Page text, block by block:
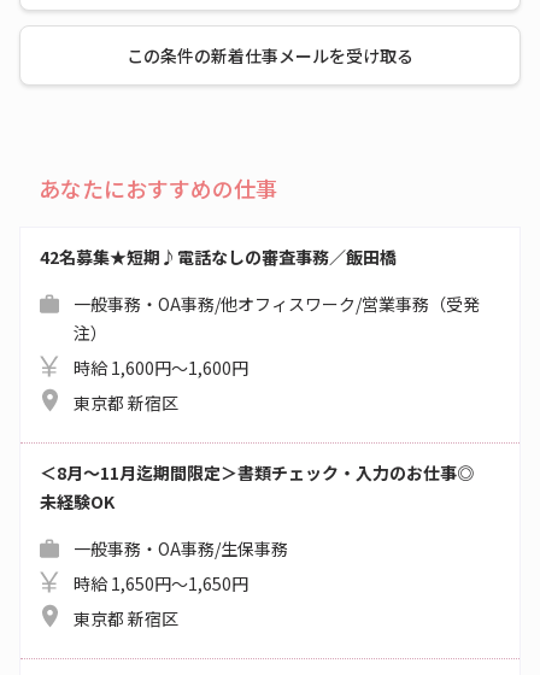
この条件の新着仕事メールを受け取る
あなたにおすすめの仕事
42名募集★短期♪電話なしの審査事務／飯田橋
一般事務・OA事務/他オフィスワーク/営業事務（受発
注）
時給 1,600円～1,600円
東京都 新宿区
＜8月～11月迄期間限定＞書類チェック・入力のお仕事◎
未経験OK
一般事務・OA事務/生保事務
時給 1,650円～1,650円
東京都 新宿区